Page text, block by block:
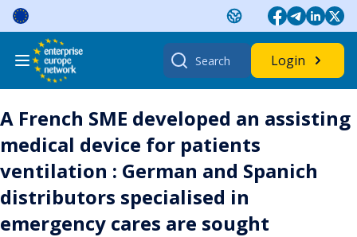
Skip
content
Search
for:
Login
A French SME developed an assisting
medical device for patients
ventilation : German and Spanich
distributors specialised in
emergency cares are sought